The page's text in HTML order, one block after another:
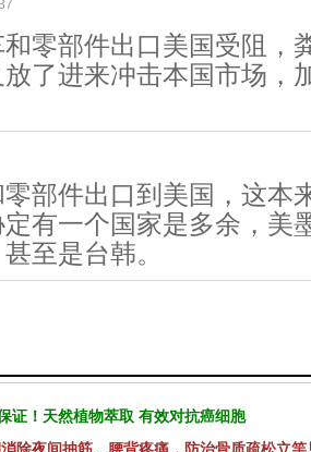
零部件出口美国受阻，
了进来冲击本国市场，
部件出口到美国，这本
有一个国家是多余，美
至是台韩。
证！天然植物萃取 有效对抗癌细胞